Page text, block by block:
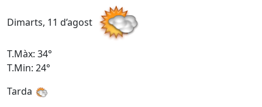
Dimarts, 11 d’agost
T.Màx: 34°
T.Min: 24°
Tarda